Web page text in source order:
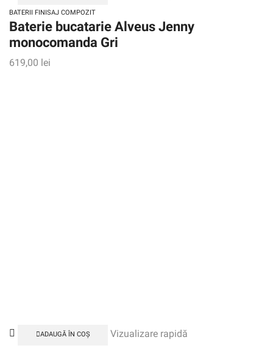
BATERII FINISAJ COMPOZIT
Baterie bucatarie Alveus Jenny
monocomanda Gri
619,00 lei
ADAUGĂ ÎN COȘ Vizualizare rapidă